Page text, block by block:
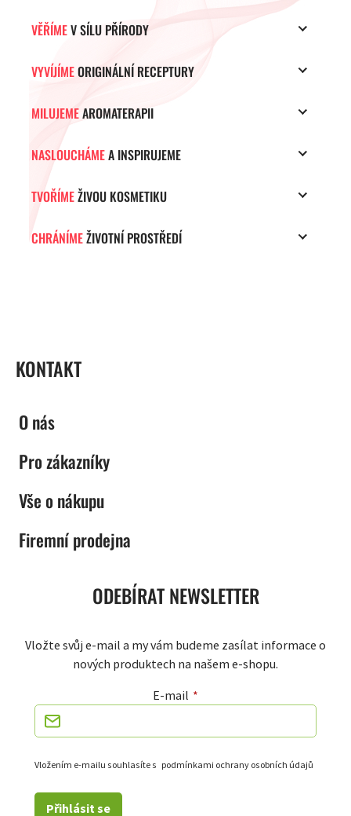
VĚŘÍMEV SÍLU PŘÍRODY
VYVÍJÍMEORIGINÁLNÍ RECEPTURY
MILUJEMEAROMATERAPII
NASLOUCHÁMEA INSPIRUJEME
TVOŘÍMEŽIVOU KOSMETIKU
CHRÁNÍMEŽIVOTNÍ PROSTŘEDÍ
KONTAKT
O nás
Pro zákazníky
Vše o nákupu
Firemní prodejna
ODEBÍRAT NEWSLETTER
Vložte svůj e-mail a my vám budeme zasílat informace o
nových produktech na našem e-shopu.
E-mail
Vložením e-mailu souhlasíte s podmínkami ochrany osobních údajů
Přihlásit se